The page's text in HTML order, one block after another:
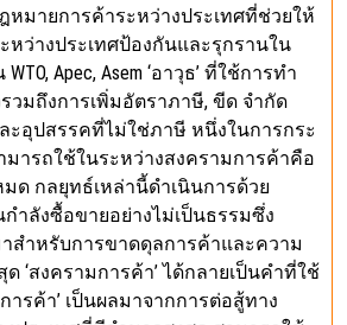
หมายการค้าระหว่างประเทศที่ช่วยให้
หว่างประเทศป้องกันและรุกรานใน
Apec, Asem ‘อาวุธ’ ที่ใช้การทำ
วมถึงการเพิ่มอัตราภาษี, ขีด จำกัด
ะอุปสรรคที่ไม่ใช่ภาษี หนึ่งในการกระ
ารถใช้ในระหว่างสงครามการค้าคือ
ด กลยุทธ์เหล่านี้ดำเนินการด้วย
กำลังซื้อขายอย่างไม่เป็นธรรมซึ่ง
สำหรับการขาดดุลการค้าและความ
‘สงครามการค้า’ ได้กลายเป็นคำที่ใช้
ารค้า’ เป็นผลมาจากการต่อสู้ทาง